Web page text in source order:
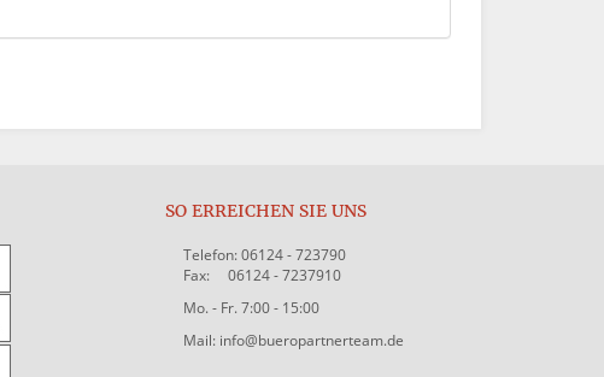
SO ERREICHEN SIE UNS
Telefon: 06124 - 723790
Fax: 06124 - 7237910
Mo. - Fr. 7:00 - 15:00
Mail: info@bueropartnerteam.de